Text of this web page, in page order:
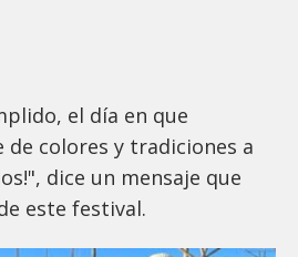
el día en que
de colores y tradiciones a
dice un mensaje que
este festival.